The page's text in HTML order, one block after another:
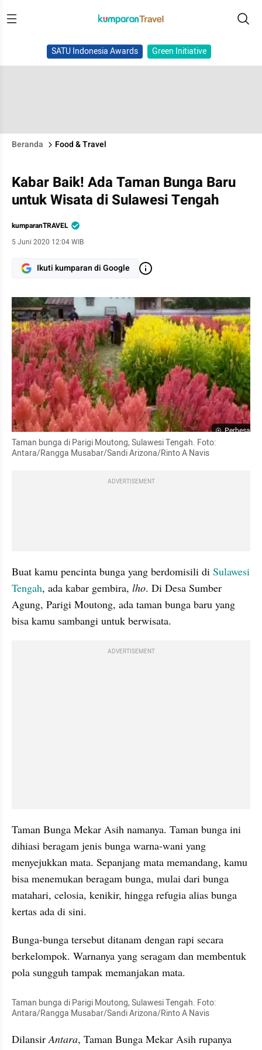
SATU Indonesia Awards Green Initiative
Beranda Food & Travel
Kabar Baik! Ada Taman Bunga Baru
untuk Wisata di Sulawesi Tengah
kumparanTRAVEL
5 Juni 2020 12:04 WIB
Ikuti kumparan di Google
Perbesar
Taman bunga di Parigi Moutong, Sulawesi Tengah. Foto:
Antara/Rangga Musabar/Sandi Arizona/Rinto A Navis
ADVERTISEMENT
Buat kamu pencinta bunga yang berdomisili di Sulawesi
Tengah, ada kabar gembira, lho. Di Desa Sumber
Agung, Parigi Moutong, ada taman bunga baru yang
bisa kamu sambangi untuk berwisata.
ADVERTISEMENT
Taman Bunga Mekar Asih namanya. Taman bunga ini
dihiasi beragam jenis bunga warna-wani yang
menyejukkan mata. Sepanjang mata memandang, kamu
bisa menemukan beragam bunga, mulai dari bunga
matahari, celosia, kenikir, hingga refugia alias bunga
kertas ada di sini.
Bunga-bunga tersebut ditanam dengan rapi secara
berkelompok. Warnanya yang seragam dan membentuk
pola sungguh tampak memanjakan mata.
Taman bunga di Parigi Moutong, Sulawesi Tengah. Foto:
Antara/Rangga Musabar/Sandi Arizona/Rinto A Navis
Dilansir Antara, Taman Bunga Mekar Asih rupanya